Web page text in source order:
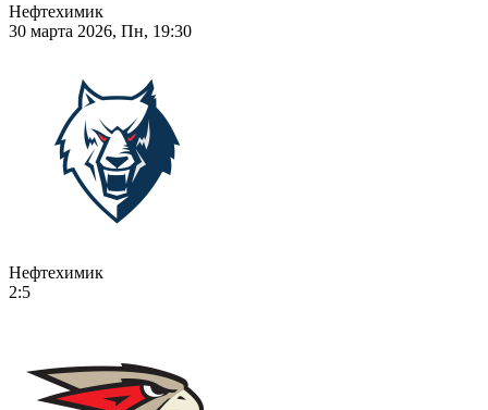
Нефтехимик
30 марта 2026, Пн, 19:30
Нефтехимик
2:5